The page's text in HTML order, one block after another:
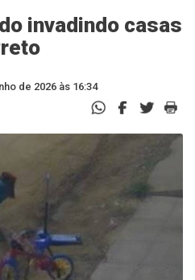
invadindo casas
de 2026 às 16:34